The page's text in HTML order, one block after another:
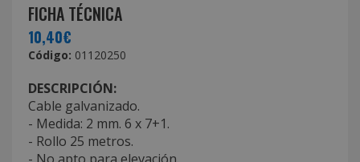
FICHA TÉCNICA
10,40€
Código: 01120250
DESCRIPCIÓN:
Cable galvanizado.
- Medida: 2 mm. 6 x 7+1.
- Rollo 25 metros.